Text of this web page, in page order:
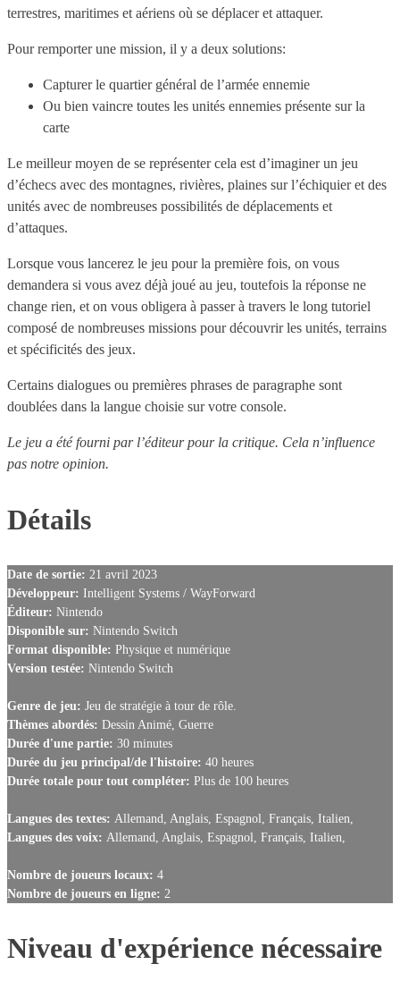
terrestres, maritimes et aériens où se déplacer et attaquer.
Pour remporter une mission, il y a deux solutions:
Capturer le quartier général de l’armée ennemie
Ou bien vaincre toutes les unités ennemies présente sur la
carte
Le meilleur moyen de se représenter cela est d’imaginer un jeu
d’échecs avec des montagnes, rivières, plaines sur l’échiquier et des
unités avec de nombreuses possibilités de déplacements et
d’attaques.
Lorsque vous lancerez le jeu pour la première fois, on vous
demandera si vous avez déjà joué au jeu, toutefois la réponse ne
change rien, et on vous obligera à passer à travers le long tutoriel
composé de nombreuses missions pour découvrir les unités, terrains
et spécificités des jeux.
Certains dialogues ou premières phrases de paragraphe sont
doublées dans la langue choisie sur votre console.
Le jeu a été fourni par l’éditeur pour la critique. Cela n’influence
pas notre opinion.
Détails
Date de sortie: 21 avril 2023
Développeur: Intelligent Systems / WayForward
Éditeur: Nintendo
Disponible sur: Nintendo Switch
Format disponible: Physique et numérique
Version testée: Nintendo Switch
Genre de jeu: Jeu de stratégie à tour de rôle.
Thèmes abordés: Dessin Animé, Guerre
Durée d'une partie: 30 minutes
Durée du jeu principal/de l'histoire: 40 heures
Durée totale pour tout compléter: Plus de 100 heures
Langues des textes: Allemand, Anglais, Espagnol, Français, Italien,
Langues des voix: Allemand, Anglais, Espagnol, Français, Italien,
Nombre de joueurs locaux: 4
Nombre de joueurs en ligne: 2
Niveau d'expérience nécessaire